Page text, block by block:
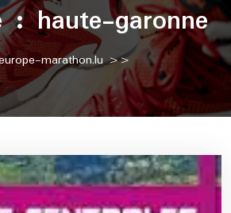
:haute-garonne
marathon.lu>>